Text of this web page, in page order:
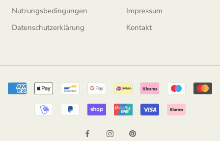
Nutzungsbedingungen
Datenschutzerklärung
Impressum
Kontakt